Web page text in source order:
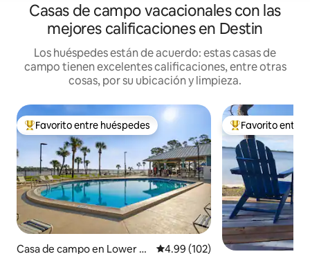
Casas de campo vacacionales con las
mejores calificaciones en Destin
Los huéspedes están de acuerdo: estas casas de
campo tienen excelentes calificaciones, entre otras
cosas, por su ubicación y limpieza.
Favorito entre huéspedes preferido
Favorito entre huéspedes
Casa de campo en Lower G
Calificación promedio: 4.99 de
4.99 (102)
Favorito entre
Favorito entre